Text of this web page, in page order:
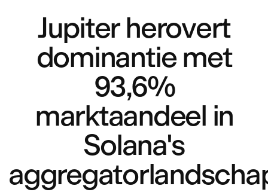
Jupiter herovert
dominantie met
93,6%
marktaandeel in
Solana's